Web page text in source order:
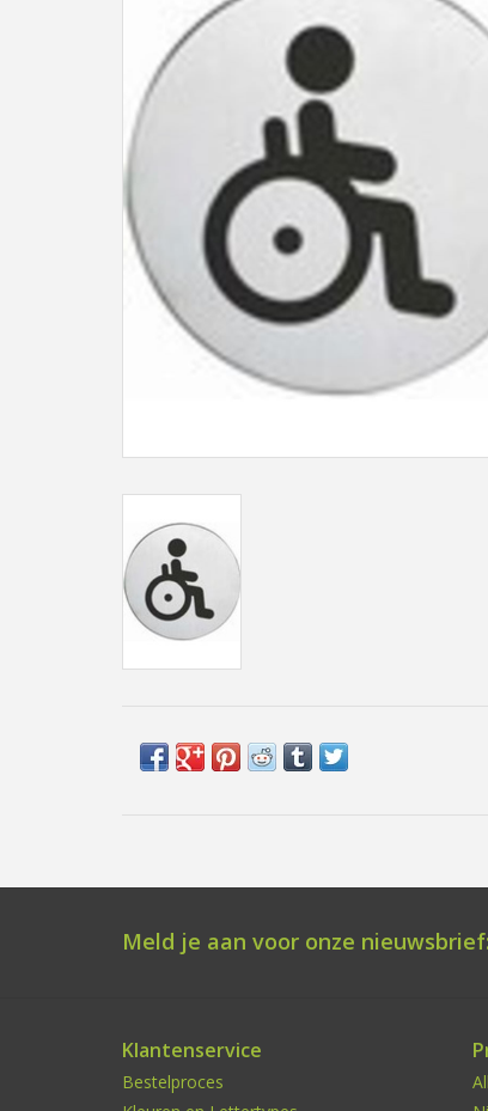
Meld je aan voor onze nieuwsbrief:
Klantenservice
Bestelproces